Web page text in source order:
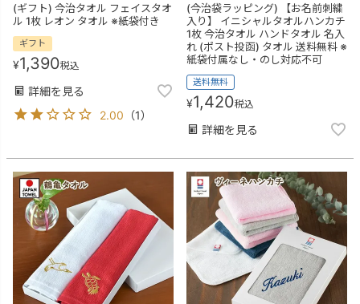
(ギフト) 今治タオル フェイスタオ
ル 1枚 レオン タオル ※紙袋付き
ギフト
¥1,390税込
詳細を見る
2.00 （1）
(今治袋ラッピング) 【お名前刺繍
入り】 イニシャルタオルハンカチ
1枚 今治タオル ハンドタオル 名入
れ (ポスト投函) タオル 送料無料 ※
紙袋付属なし・のし対応不可
送料無料
¥1,420税込
詳細を見る